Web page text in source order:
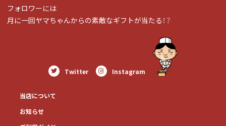
フォロワーには
月に一回ヤマちゃんからの素敵なギフトが当たる！？
Twitter Instagram
当店について
お知らせ